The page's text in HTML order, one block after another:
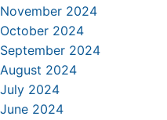
November 2024
October 2024
September 2024
August 2024
July 2024
June 2024